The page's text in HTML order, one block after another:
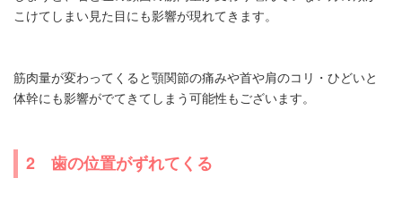
こけてしまい見た目にも影響が現れてきます。
筋肉量が変わってくると顎関節の痛みや首や肩のコリ・ひどいと
体幹にも影響がでてきてしまう可能性もございます。
2 歯の位置がずれてくる